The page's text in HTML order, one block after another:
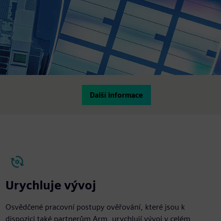
Další informace
Urychluje vývoj
Osvědčené pracovní postupy ověřování, které jsou k
dispozici také partnerům Arm, urychlují vývoj v celém